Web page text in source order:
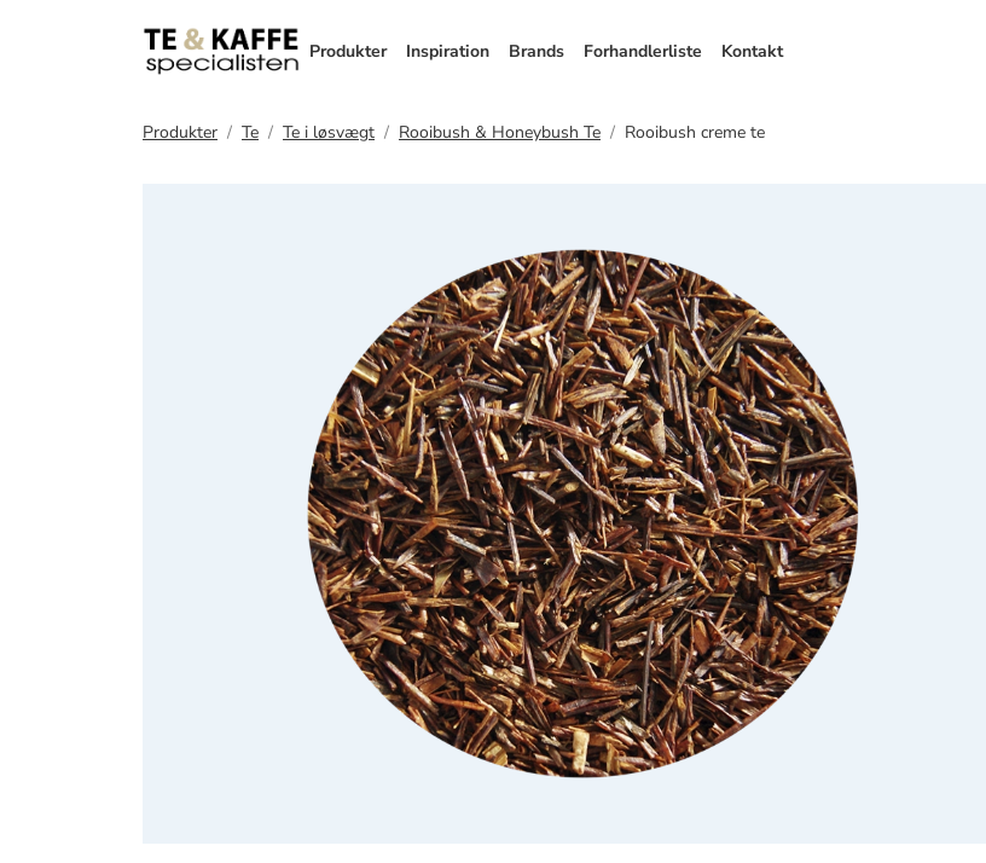
Produkter Inspiration Brands Forhandlerliste Kontakt
Produkter Te Te i løsvægt Rooibush & Honeybush Te Rooibush creme te